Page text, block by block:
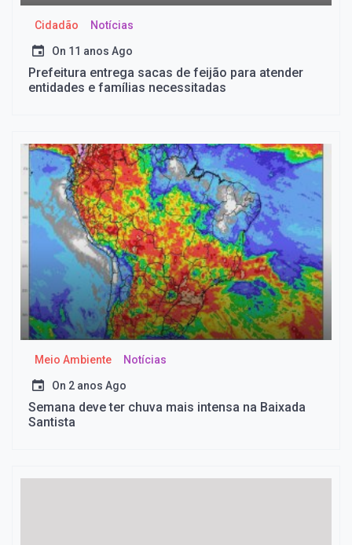
Cidadão Notícias
On 11 anos Ago
Prefeitura entrega sacas de feijão para atender
entidades e famílias necessitadas
Meio Ambiente Notícias
On 2 anos Ago
Semana deve ter chuva mais intensa na Baixada
Santista